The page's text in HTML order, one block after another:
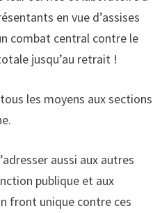
en vue d’assises
combat central contre le
jusqu’au retrait !
les moyens aux sections
aussi aux autres
publique et aux
front unique contre ces